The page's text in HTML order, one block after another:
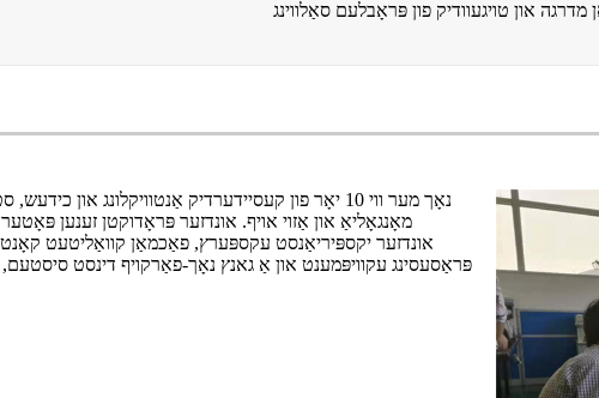
נאָך מער ווי 10 יאָר פון קעסיידערדיק
אונדזער יקספּיריאַנסט עקספּערץ, פאַכמאַן קוואַליטעט
פּראַסעסינג עקוויפּמענט און אַ גאנץ נאָך-פאַרקויף דינסט